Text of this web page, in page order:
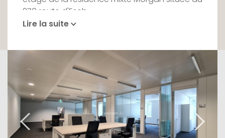
270 route d'Esch.
jamais été utilisés et sont dans un parfait
état. L'ensemble de la surface est proposée
entièrement meublée et câblée.
Il se compose d'un open space meublé pour
29 personnes mais pouvant accueillir +/- 40
personnes, de 2 salles de conférence, de 3
bureaux individuels et d'un espace cuisine.
Lire la suite